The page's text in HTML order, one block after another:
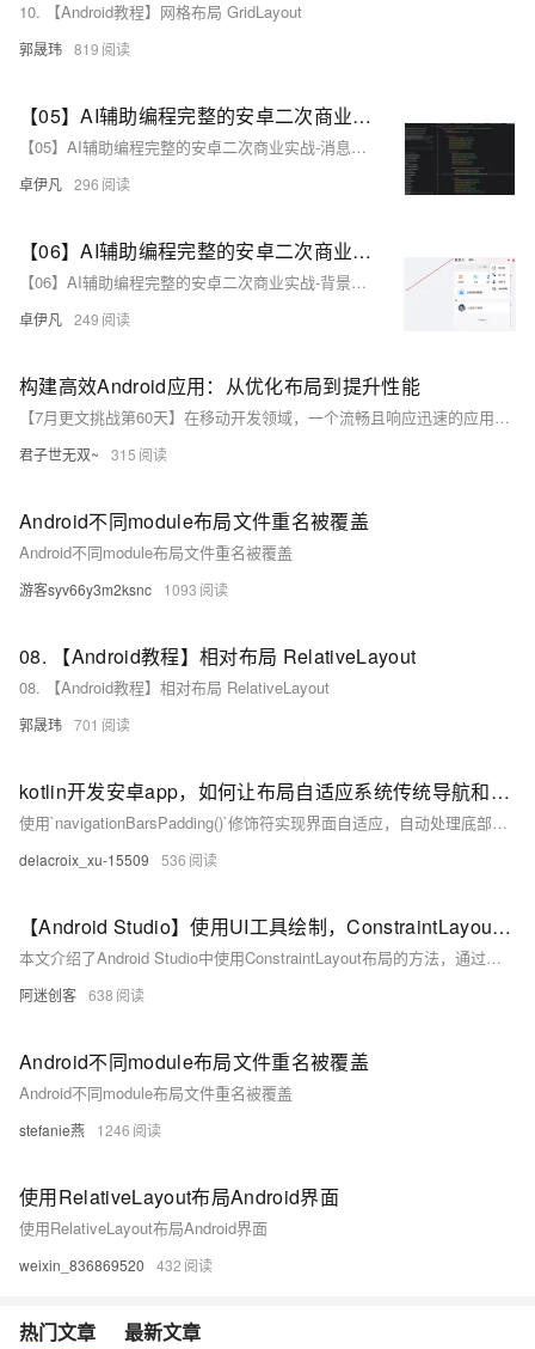
10. 【Android教程】网格布局 GridLayout
郭晟玮 819
【05】AI辅助编程完整的安卓二次商业实战-消息页面媒体对象(Media Object)布局实战调整-按钮样式调整实践-优雅草伊凡
【05】AI辅助编程完整的安卓二次商业实战-消息页面媒体对象(Media Object)布局实战调整-按钮样式调整实践-优雅草伊凡
卓伊凡 296
【06】AI辅助编程完整的安卓二次商业实战-背景布局变更增加背景-二开发现页面跳转逻辑-替换剩余图标-优雅草卓伊凡
【06】AI辅助编程完整的安卓二次商业实战-背景布局变更增加背景-二开发现页面跳转逻辑-替换剩余图标-优雅草卓伊凡
卓伊凡 249
构建高效Android应用：从优化布局到提升性能
【7月更文挑战第60天】在移动开发领域，一个流畅且响应迅速的应用程序是用户留存的关键。针对Android平台，开发者面临的挑战包括多样化的设备兼容性和性能优化。本文将深入探讨如何通过改进布局设计、内存管理和多线程处理来构建高效的Android应用。我们将剖析布局优化的细节，并讨论最新的Android性能提升策略，以帮助开发者创建更快速、更流畅的用户体验。
君子世无双~ 315
Android不同module布局文件重名被覆盖
Android不同module布局文件重名被覆盖
游客syv66y3m2ksnc 1093
08. 【Android教程】相对布局 RelativeLayout
08. 【Android教程】相对布局 RelativeLayout
郭晟玮 701
kotlin开发安卓app，如何让布局自适应系统传统导航和全面屏导航
使用`navigationBarsPadding()`修饰符实现界面自适应，自动处理底部导航栏的内边距，再加上`.padding(bottom = 10.dp)`设定内容与屏幕底部的距离，以完成全面的布局适配。示例代码采用Kotlin。
delacroix_xu-15509 536
【Android Studio】使用UI工具绘制，ConstraintLayout 限制性布局，快速上手
本文介绍了Android Studio中使用ConstraintLayout布局的方法，通过创建布局文件、设置控件约束等步骤，快速上手UI设计，并提供了一个TV Launcher界面布局的绘制示例。
阿迷创客 638
Android不同module布局文件重名被覆盖
Android不同module布局文件重名被覆盖
stefanie燕 1246
使用RelativeLayout布局Android界面
使用RelativeLayout布局Android界面
weixin_836869520 432
热门文章 最新文章